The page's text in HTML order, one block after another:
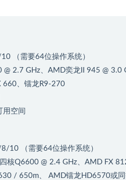
需要64位操作系统）
GHz、AMD奕龙II 945 @ 3.0
、镭龙R9-270
空间
（需要64位操作系统）
@ 2.4 GHz、AMD FX
/ 650m、 AMD镭龙HD6570或同